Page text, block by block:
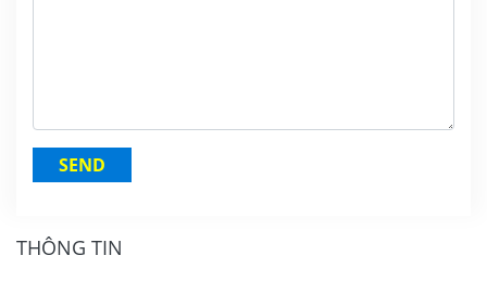
SEND
THÔNG TIN